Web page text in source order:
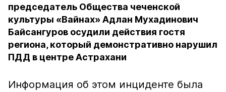
председатель Общества чеченской
культуры «Вайнах» Адлан Мухадинович
Байсангуров осудили действия гостя
региона, который демонстративно нарушил
ПДД в центре Астрахани
Информация об этом инциденте была